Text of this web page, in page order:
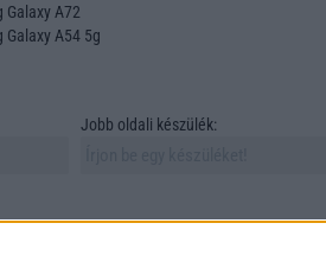
Galaxy A72
Galaxy A54 5g
Jobb oldali készülék: